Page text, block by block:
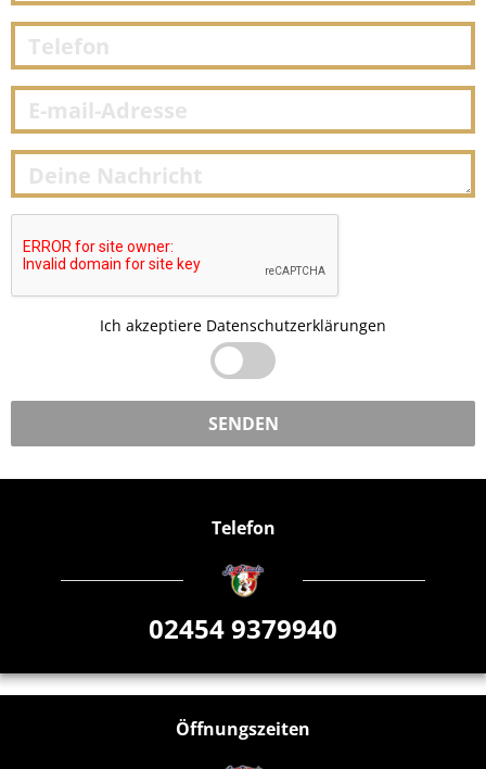
Ich akzeptiere Datenschutzerklärungen
SENDEN
Telefon
02454 9379940
Öffnungszeiten